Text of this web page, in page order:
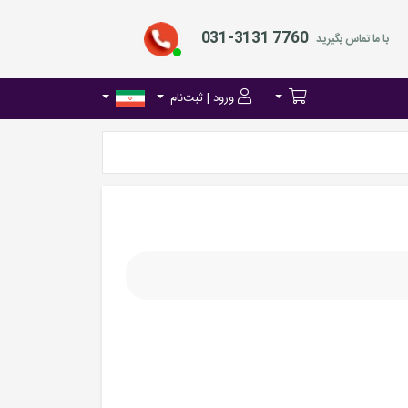
با ما تماس بگیرید 031-3131 7760
ورود | ثبت‌نام